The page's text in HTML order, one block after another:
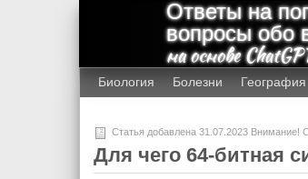
Ответы на
вопросы обо
на основе
Биология Болезни География
Статья добавлена 31.07.2023 Внимание!
Для чего 64-битная